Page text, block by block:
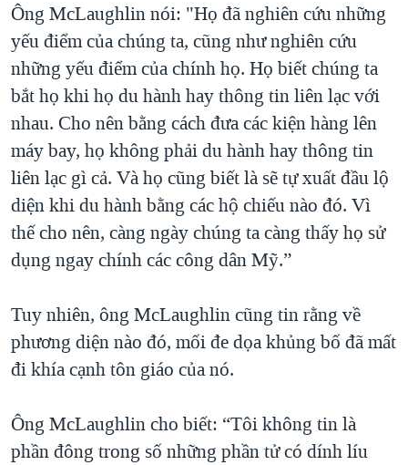
Ông McLaughlin nói: "Họ đã nghiên cứu những
yếu điểm của chúng ta, cũng như nghiên cứu
những yếu điểm của chính họ. Họ biết chúng ta
bắt họ khi họ du hành hay thông tin liên lạc với
nhau. Cho nên bằng cách đưa các kiện hàng lên
máy bay, họ không phải du hành hay thông tin
liên lạc gì cả. Và họ cũng biết là sẽ tự xuất đầu lộ
diện khi du hành bằng các hộ chiếu nào đó. Vì
thế cho nên, càng ngày chúng ta càng thấy họ sử
dụng ngay chính các công dân Mỹ.”
Tuy nhiên, ông McLaughlin cũng tin rằng về
phương diện nào đó, mối đe dọa khủng bố đã mất
đi khía cạnh tôn giáo của nó.
Ông McLaughlin cho biết: “Tôi không tin là
phần đông trong số những phần tử có dính líu